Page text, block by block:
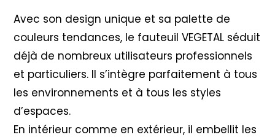
Avec son design unique et sa palette de
couleurs tendances, le fauteuil VEGETAL séduit
déjà de nombreux utilisateurs professionnels
et particuliers. Il s’intègre parfaitement à tous
les environnements et à tous les styles
d’espaces.
En intérieur comme en extérieur, il embellit les